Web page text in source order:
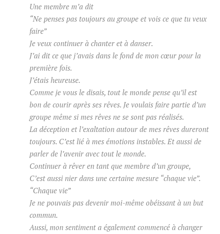
Une membre m’a dit
“Ne penses pas toujours au groupe et vois ce que tu veux
faire”
Je veux continuer à chanter et à danser.
J’ai dit ce que j’avais dans le fond de mon cœur pour la
première fois.
J’étais heureuse.
Comme je vous le disais, tout le monde pense qu’il est
bon de courir après ses rêves. Je voulais faire partie d’un
groupe même si mes rêves ne se sont pas réalisés.
La déception et l’exaltation autour de mes rêves dureront
toujours. C’est lié à mes émotions instables. Et aussi de
parler de l’avenir avec tout le monde.
Continuer à rêver en tant que membre d’un groupe,
C’est aussi nier dans une certaine mesure “chaque vie”.
“Chaque vie”
Je ne pouvais pas devenir moi-même obéissant à un but
commun.
Aussi, mon sentiment a également commencé à changer